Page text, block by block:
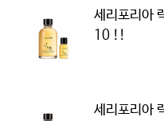
세리포리아
10 !!
세리포리아